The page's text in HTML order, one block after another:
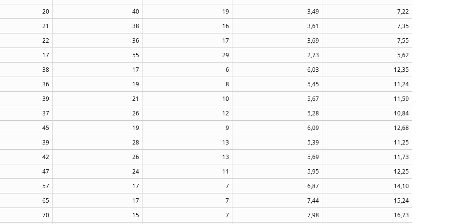
20 40 19 3,49
7,22
21 38 16 3,61
7,35
22 36 17 3,69
7,55
17 55 29 2,73
5,62
38 17 6 6,03
12,35
36 19 8 5,45
11,24
39 21 10 5,67
11,59
37 26 12 5,28
10,84
45 19 9 6,09
12,68
39 28 13 5,39
11,25
42 26 13 5,69
11,73
47 24 11 5,95
12,25
57 17 7 6,87
14,10
65 17 7 7,44
15,24
70 15 7 7,98
16,73